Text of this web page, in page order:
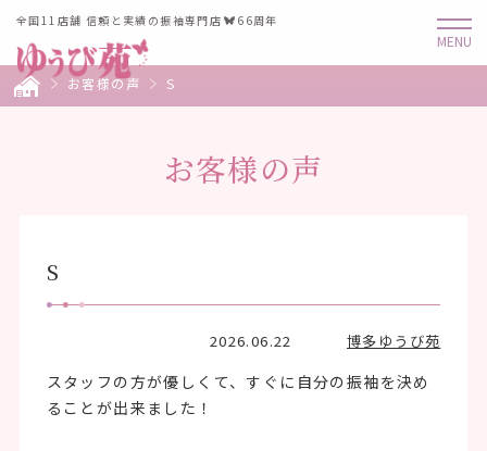
全国11店舗 信頼と実績の振袖専門店 66周年
お客様の声 S
お客様の声
S
2026.06.22 博多ゆうび苑
スタッフの方が優しくて、すぐに自分の振袖を決め
ることが出来ました！